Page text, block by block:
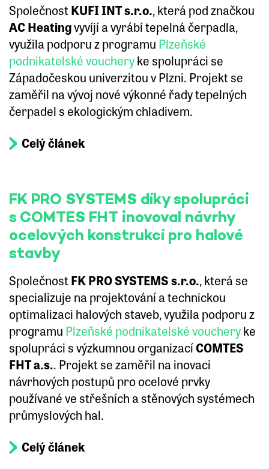
Společnost KUFI INT s.r.o., která pod značkou
AC Heatingvyvíjí a vyrábí tepelná čerpadla,
využila podporu z programu Plzeňské
podnikatelské vouchery ke spolupráci se
Západočeskou univerzitou v Plzni. Projekt se
zaměřil na vývoj nové výkonné řady tepelných
čerpadel s ekologickým chladivem.
Celý článek
FK PRO SYSTEMS díky spolupráci
s COMTES FHT inovoval návrhy
ocelových konstrukcí pro halové
stavby
Společnost FK PRO SYSTEMS s.r.o., která se
specializuje na projektování a technickou
optimalizaci halových staveb, využila podporu z
programu Plzeňské podnikatelské vouchery ke
spolupráci s výzkumnou organizací COMTES
FHT a.s.. Projekt se zaměřil na inovaci
návrhových postupů pro ocelové prvky
používané ve střešních a stěnových systémech
průmyslových hal.
Celý článek